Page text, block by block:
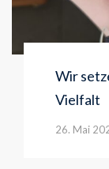
Wir
Vielfalt
26. Mai